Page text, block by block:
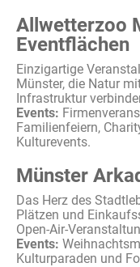
Allwetterzoo
Eventflächen
Einzigartige
Münster, die Natur
Infrastruktur
Events:
Familienfeiern,
Kulturevents.
Münster
Das Herz des
Plätzen und
Open-Air-
Events:
Kulturparaden und